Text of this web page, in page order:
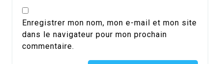
Enregistrer mon nom, mon e-mail et mon site
dans le navigateur pour mon prochain
commentaire.